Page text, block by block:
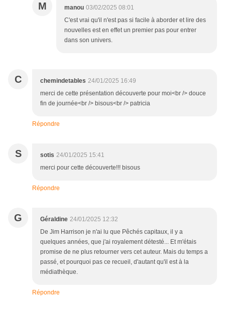
M manou 03/02/2025 08:01
C'est vrai qu'il n'est pas si facile à aborder et lire des
nouvelles est en effet un premier pas pour entrer
dans son univers.
C chemindetables 24/01/2025 16:49
merci de cette présentation découverte pour moi<br /> douce
fin de journée<br /> bisous<br /> patricia
Répondre
S sotis 24/01/2025 15:41
merci pour cette découverte!!! bisous
Répondre
G Géraldine 24/01/2025 12:32
De Jim Harrison je n'ai lu que Pêchés capitaux, il y a
quelques années, que j'ai royalement détesté... Et m'étais
promise de ne plus retourner vers cet auteur. Mais du temps a
passé, et pourquoi pas ce recueil, d'autant qu'il est à la
médiathèque.
Répondre